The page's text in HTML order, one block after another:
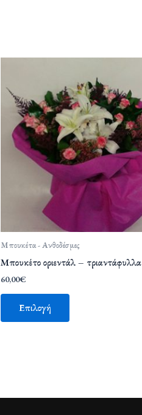
Μπουκέτα - Ανθοδέσμες
Μπουκέτο οριεντάλ – τριαντάφυλλα
60,00€
Επιλογή